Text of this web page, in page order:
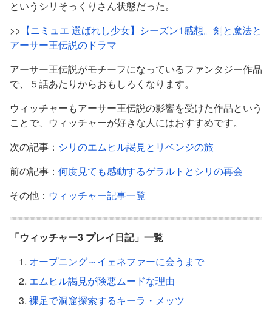
というシリそっくりさん状態だった。
>> 【ニミュエ 選ばれし少女】シーズン1感想。剣と魔法と
アーサー王伝説のドラマ
アーサー王伝説がモチーフになっているファンタジー作品
で、５話あたりからおもしろくなります。
ウィッチャーもアーサー王伝説の影響を受けた作品という
ことで、ウィッチャーが好きな人にはおすすめです。
次の記事： シリのエムヒル謁見とリベンジの旅
前の記事： 何度見ても感動するゲラルトとシリの再会
その他： ウィッチャー記事一覧
「ウィッチャー3 プレイ日記」一覧
オープニング～イェネファーに会うまで
エムヒル謁見が険悪ムードな理由
裸足で洞窟探索するキーラ・メッツ